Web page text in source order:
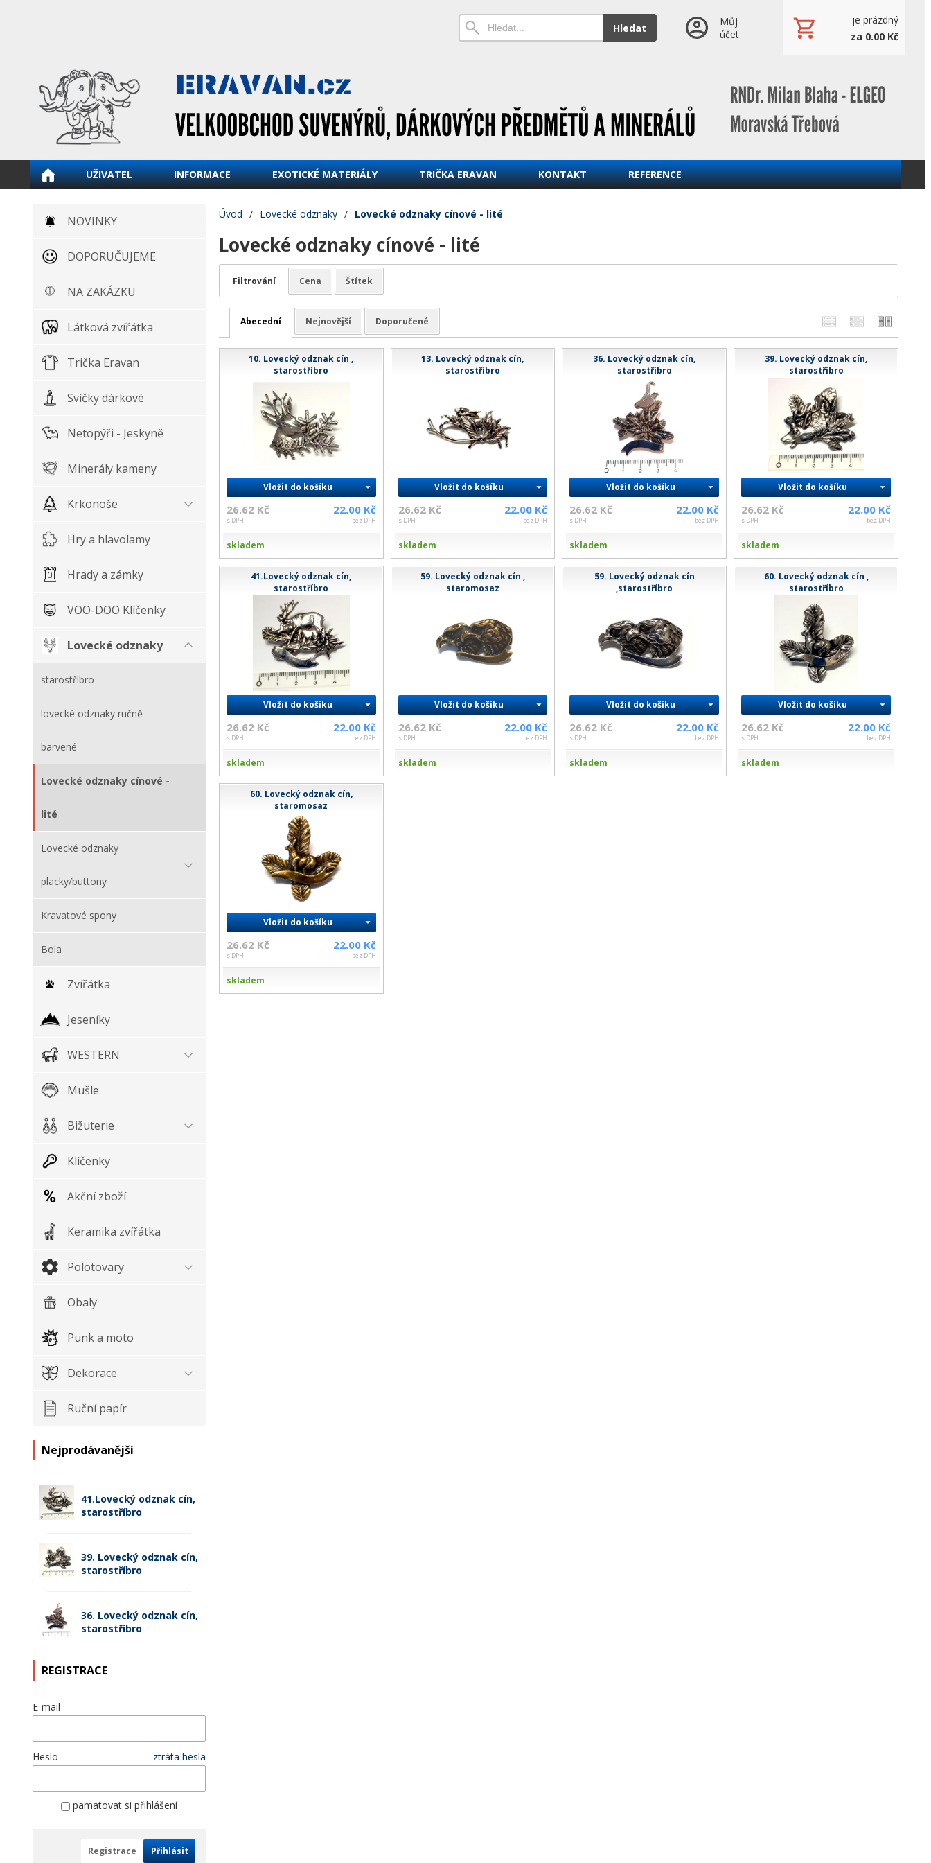
Hledat
Můj
účet
je prázdný
za 0.00 Kč
UŽIVATEL INFORMACE EXOTICKÉ MATERIÁLY TRIČKA ERAVAN KONTAKT REFERENCE
NOVINKY
DOPORUČUJEME
NA ZAKÁZKU
Látková zvířátka
Trička Eravan
Svíčky dárkové
Netopýři - Jeskyně
Minerály kameny
Krkonoše
Hry a hlavolamy
Hrady a zámky
VOO-DOO Klíčenky
Lovecké odznaky
starostříbro
lovecké odznaky ručně
barvené
Lovecké odznaky cínové -
lité
Lovecké odznaky
placky/buttony
Kravatové spony
Bola
Zvířátka
Jeseníky
WESTERN
Mušle
Bižuterie
Klíčenky
Akční zboží
Keramika zvířátka
Polotovary
Obaly
Punk a moto
Dekorace
Ruční papír
Nejprodávanější
41.Lovecký odznak cín,
starostříbro
39. Lovecký odznak cín,
starostříbro
36. Lovecký odznak cín,
starostříbro
REGISTRACE
E-mail
Heslo ztráta hesla
pamatovat si přihlášení
Registrace Přihlásit
Úvod / Lovecké odznaky / Lovecké odznaky cínové - lité
Lovecké odznaky cínové - lité
Filtrování Cena Štítek
Abecední Nejnovější Doporučené
10. Lovecký odznak cín ,
starostříbro
Vložit do košíku
26.62 Kč
s DPH
22.00 Kč
bez DPH
skladem
13. Lovecký odznak cín,
starostříbro
Vložit do košíku
26.62 Kč
s DPH
22.00 Kč
bez DPH
skladem
36. Lovecký odznak cín,
starostříbro
Vložit do košíku
26.62 Kč
s DPH
22.00 Kč
bez DPH
skladem
39. Lovecký odznak cín,
starostříbro
Vložit do košíku
26.62 Kč
s DPH
22.00 Kč
bez DPH
skladem
41.Lovecký odznak cín,
starostříbro
Vložit do košíku
26.62 Kč
s DPH
22.00 Kč
bez DPH
skladem
59. Lovecký odznak cín ,
staromosaz
Vložit do košíku
26.62 Kč
s DPH
22.00 Kč
bez DPH
skladem
59. Lovecký odznak cín
,starostříbro
Vložit do košíku
26.62 Kč
s DPH
22.00 Kč
bez DPH
skladem
60. Lovecký odznak cín ,
starostříbro
Vložit do košíku
26.62 Kč
s DPH
22.00 Kč
bez DPH
skladem
60. Lovecký odznak cín,
staromosaz
Vložit do košíku
26.62 Kč
s DPH
22.00 Kč
bez DPH
skladem